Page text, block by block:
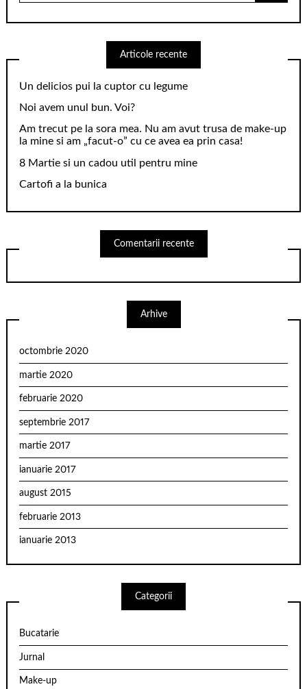
Articole recente
Un delicios pui la cuptor cu legume
Noi avem unul bun. Voi?
Am trecut pe la sora mea. Nu am avut trusa de make-up
la mine si am „facut-o” cu ce avea ea prin casa!
8 Martie si un cadou util pentru mine
Cartofi a la bunica
Comentarii recente
Arhive
octombrie 2020
martie 2020
februarie 2020
septembrie 2017
martie 2017
ianuarie 2017
august 2015
februarie 2013
ianuarie 2013
Categorii
Bucatarie
Jurnal
Make-up